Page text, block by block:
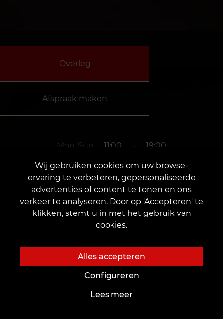
Groningen
Overleg
Afspraak maken
Mon-Sun 11:00 – 19:00
+31641672865
Wij gebruiken cookies om uw browse-
ervaring te verbeteren, gepersonaliseerde
advertenties of content te tonen en ons
verkeer te analyseren. Door op 'Accepteren' te
klikken, stemt u in met het gebruik van
cookies.
Alles accepteren
Configureren
Lees meer